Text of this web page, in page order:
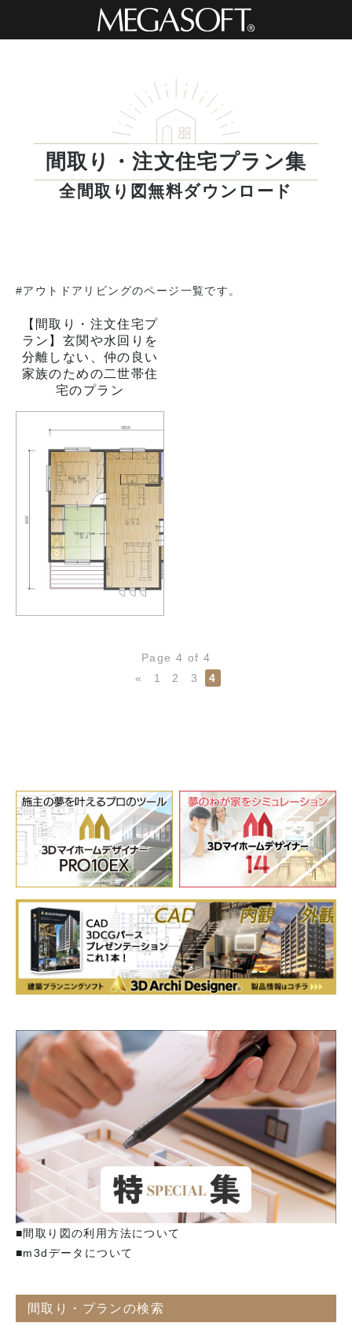
間取り・注文住宅プラン集
全間取り図無料ダウンロード
#アウトドアリビングのページ一覧です。
【間取り・注文住宅プ
ラン】玄関や水回りを
分離しない、仲の良い
家族のための二世帯住
宅のプラン
Page 4 of 4
«
1 2 3 4
■間取り図の利用方法について
■m3dデータについて
間取り・プランの検索